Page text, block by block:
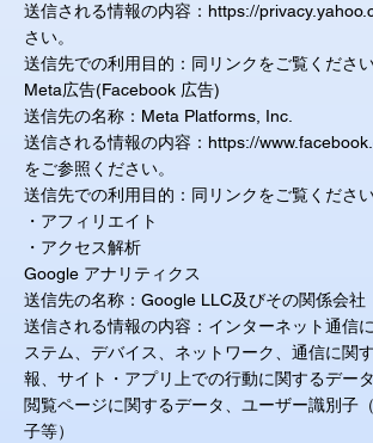
送信される情報の内容： https://
さい。
送信先での利用目的：同リンクをご覧ください
Meta広告(Facebook 広告)
送信先の名称：Meta Platforms, Inc.
送信される情報の内容： https://
をご参照ください。
送信先での利用目的：同リンクをご覧ください
・アフィリエイト
・アクセス解析
Google アナリティクス
送信先の名称：Google LLC及びその関係会社
送信される情報の内容：インターネット通信
ステム、デバイス、ネットワーク、通信に関
報、サイト・アプリ上での行動に関するデータ
閲覧ページに関するデータ、ユーザー識別子
子等）